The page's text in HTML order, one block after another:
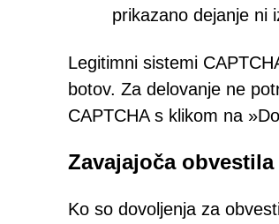
prikazano dejanje ni
Legitimni sistemi
botov. Za delovanje ne
CAPTCHA s klikom na
Zavajajoča
Ko so dovoljenja za